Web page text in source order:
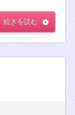
続きを読む